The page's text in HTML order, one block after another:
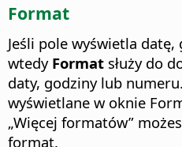
Format
Jeśli pole wyświetla
wtedy Format służy do
daty, godziny lub
wyświetlane w oknie
„Więcej formatów”
format.